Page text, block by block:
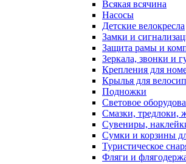
Всякая всячина
Насосы
Детские велокресла
Замки и
Защита рамы и
Зеркала, звонки и
Крепления для
Крылья для
Подножки
Световое
Смазки, тредлоки,
Сувениры,
Сумки и корзины
Туристическое
Фляги и